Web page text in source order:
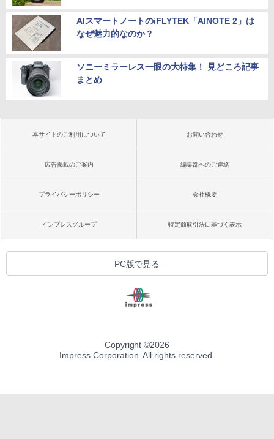
AIスマートノートのiFLYTEK「AINOTE 2」は
なぜ魅力的なのか？
ソニーミラーレス一眼の大特集！ 見どころ記事
まとめ
本サイトのご利用について お問い合わせ
広告掲載のご案内 編集部へのご連絡
プライバシーポリシー 会社概要
インプレスグループ 特定商取引法に基づく表示
PC版で見る
Copyright ©2026
Impress Corporation. All rights reserved.